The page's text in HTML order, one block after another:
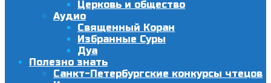
Церковь и общество
Аудио
Священный Коран
Избранные Суры
Дуа
Полезно знать
Санкт-Петербургские конкурсы чтецов